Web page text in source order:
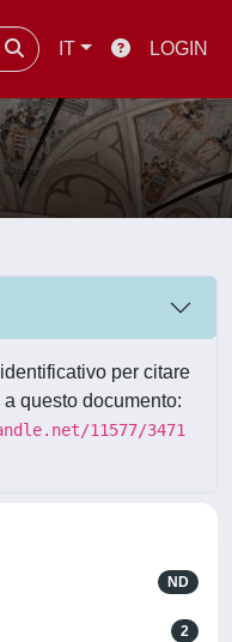
IT LOGIN
per citare
questo documento:
11577/3471
ND
2